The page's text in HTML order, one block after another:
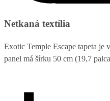
Netkaná textília
Exotic Temple Escape tapeta
panel má šírku 50 cm (19,7